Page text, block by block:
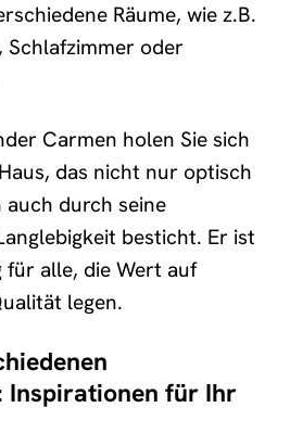
Räume, wie z.B.
Schlafzimmer oder
Carmen holen Sie sich
das nicht nur optisch
durch seine
besticht. Er ist
für alle, die Wert auf
legen.
Inspirationen für Ihr